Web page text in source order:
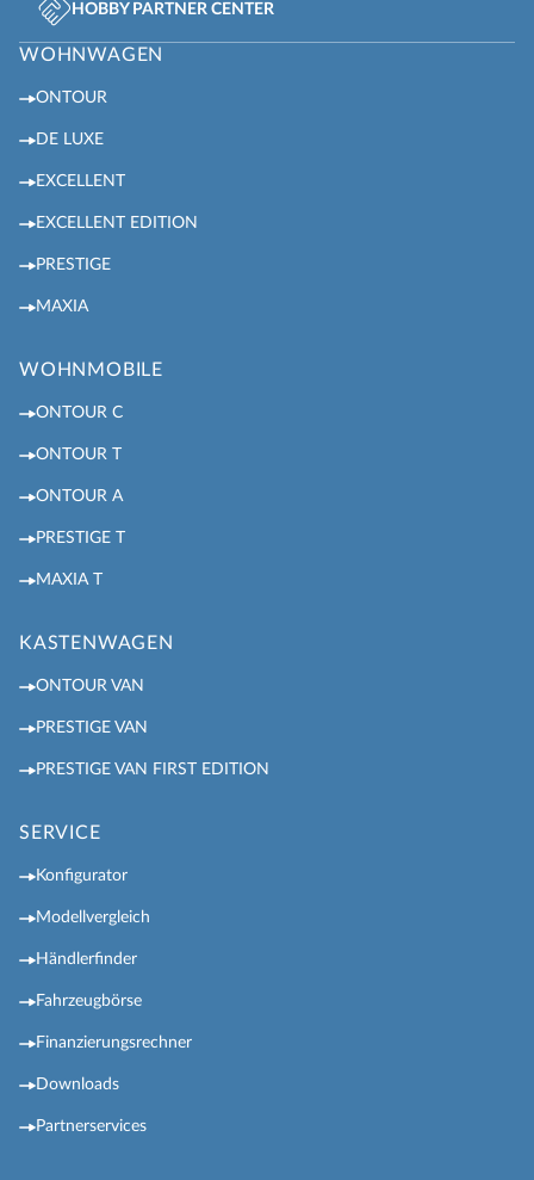
HOBBY PARTNER CENTER
WOHNWAGEN
ONTOUR
DE LUXE
EXCELLENT
EXCELLENT EDITION
PRESTIGE
MAXIA
WOHNMOBILE
ONTOUR C
ONTOUR T
ONTOUR A
PRESTIGE T
MAXIA T
KASTENWAGEN
ONTOUR VAN
PRESTIGE VAN
PRESTIGE VAN FIRST EDITION
SERVICE
Konfigurator
Modellvergleich
Händlerfinder
Fahrzeugbörse
Finanzierungsrechner
Downloads
Partnerservices